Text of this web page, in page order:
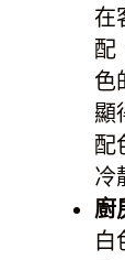
在
配
色
顯
配
冷
廚
白